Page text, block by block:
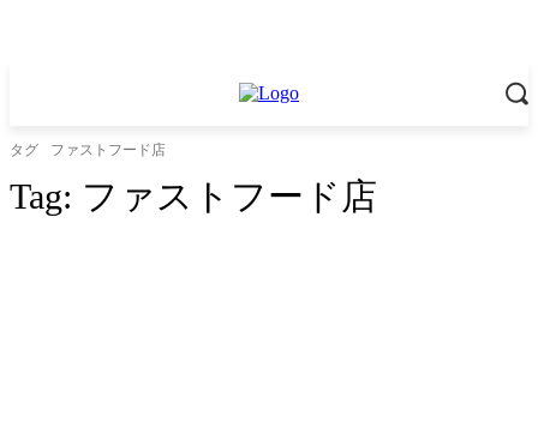
タグ ファストフード店
Tag: ファストフード店